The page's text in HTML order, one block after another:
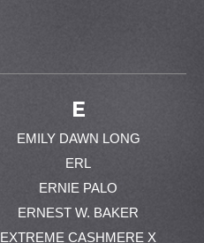
E
EMILY DAWN LONG
ERL
ERNIE PALO
ERNEST W. BAKER
EXTREME CASHMERE X